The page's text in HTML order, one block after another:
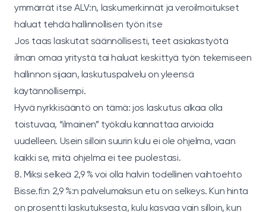
ymmärrät itse ALV:n, laskumerkinnät ja veroilmoitukset
haluat tehdä hallinnollisen työn itse
Jos taas laskutat säännöllisesti, teet asiakastyötä
ilman omaa yritystä tai haluat keskittyä työn tekemiseen
hallinnon sijaan, laskutuspalvelu on yleensä
käytännöllisempi.
Hyvä nyrkkisääntö on tämä: jos laskutus alkaa olla
toistuvaa, “ilmainen” työkalu kannattaa arvioida
uudelleen. Usein silloin suurin kulu ei ole ohjelma, vaan
kaikki se, mitä ohjelma ei tee puolestasi.
8. Miksi selkeä 2,9 % voi olla halvin todellinen vaihtoehto
Bisse.fi:n 2,9 %:n palvelumaksun etu on selkeys. Kun hinta
on prosentti laskutuksesta, kulu kasvaa vain silloin, kun